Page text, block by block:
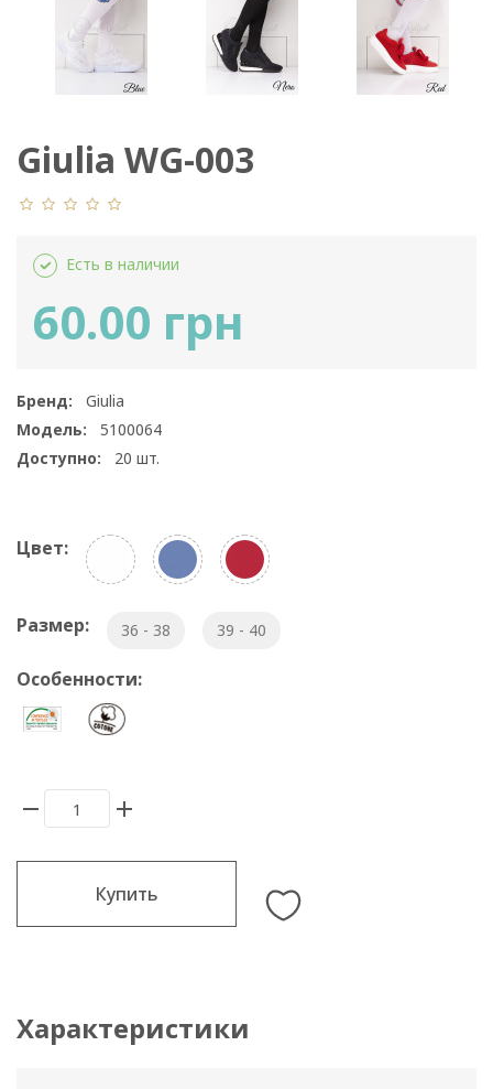
Giulia WG-003
Есть в наличии
60.00 грн
Бренд:
Giulia
Модель:
5100064
Доступно:
20 шт.
Цвет:
Размер: 36 - 38 39 - 40
Особенности:
Купить
Характеристики